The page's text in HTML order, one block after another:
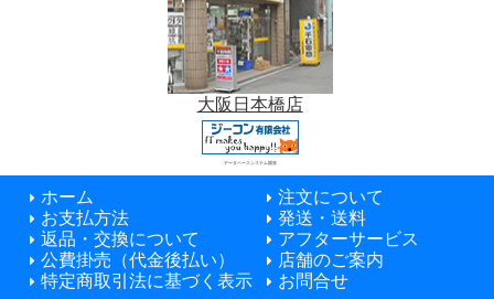
大阪日本橋店
データベースシステム開発
ホーム
注文について
お支払方法
発送・送料
返品・交換について
アフターサービス
公費掛売（代金後払い）
店舗のご案内
特定商取引法に基づく表示
お問合せ